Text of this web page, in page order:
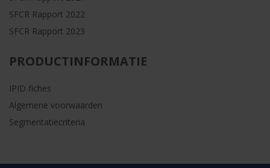
SFCR Rapport 2022
SFCR Rapport 2023
PRODUCTINFORMATIE
IPID fiches
Algemene voorwaarden
Segmentatiecriteria